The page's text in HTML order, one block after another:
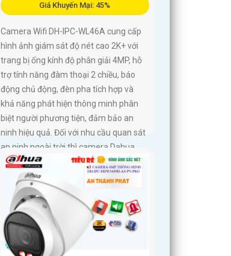
Giá Khuyến Mại: 45%
Camera Wifi DH-IPC-WL46A cung cấp
hình ảnh giám sát độ nét cao 2K+ với
trang bị ống kính độ phân giải 4MP, hỗ
trợ tính năng đàm thoại 2 chiều, báo
động chủ động, đèn pha tích hợp và
khả năng phát hiện thông minh phân
biệt người phương tiện, đảm bảo an
ninh hiệu quả. Đối với nhu cầu quan sát
an ninh ngoài trời thì camera Dahua
DH-IPC-WL46A chính là sự lựa chọn vô
cùng phù hợpCamera an ninh không
dây DH-IPC-WL46A là lựa chọn lý tưởng
để bảo vệ ngôi nhà hoặc văn phòng của
bạn